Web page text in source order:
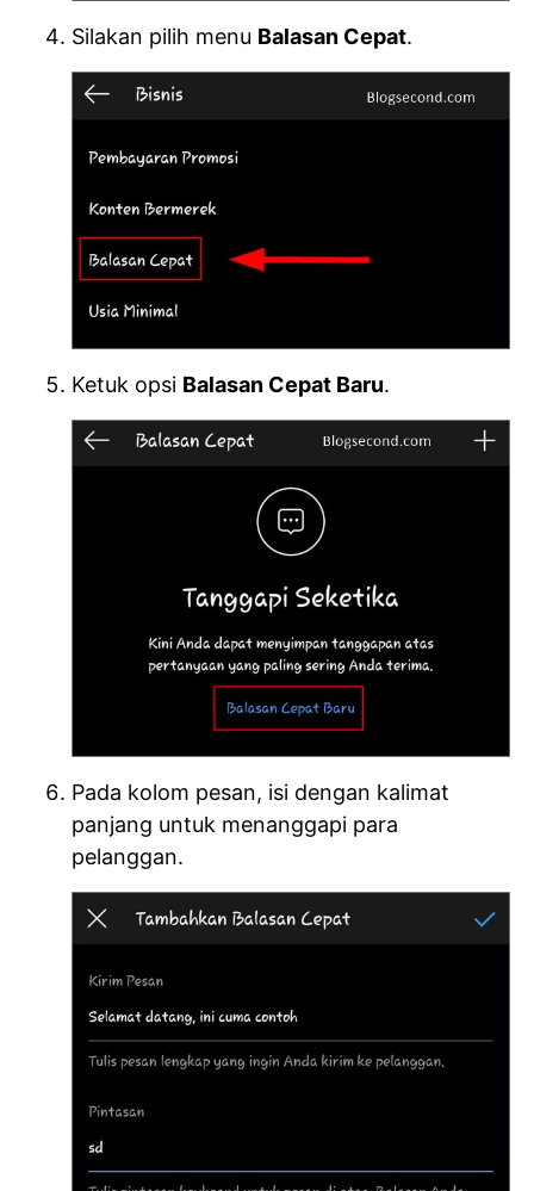
Silakan pilih menu Balasan Cepat.
Ketuk opsi Balasan Cepat Baru.
Pada kolom pesan, isi dengan kalimat
panjang untuk menanggapi para
pelanggan.